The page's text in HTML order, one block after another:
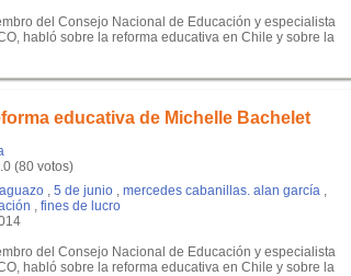
del Consejo Nacional de Educación y especialista
habló sobre la reforma educativa en Chile y sobre la
educativa de Michelle Bachelet
(80 votos)
, 5 de junio , mercedes cabanillas. alan garcía ,
, fines de lucro
del Consejo Nacional de Educación y especialista
habló sobre la reforma educativa en Chile y sobre la